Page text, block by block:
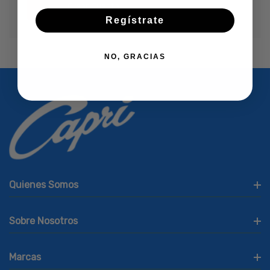
Crear Cuenta
Quienes Somos
Sobre Nosotros
Marcas
Regístrate
NO, GRACIAS